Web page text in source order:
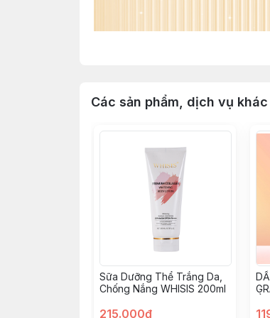
Các sản phẩm, dịch vụ khác
Sữa Dưỡng Thể Trắng Da,
Chống Nắng WHISIS 200ml
215.000đ